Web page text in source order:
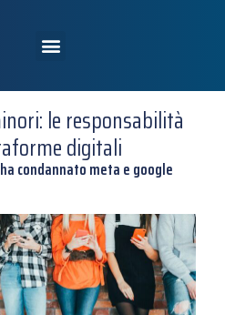
le responsabilità
digitali
condannato meta e google